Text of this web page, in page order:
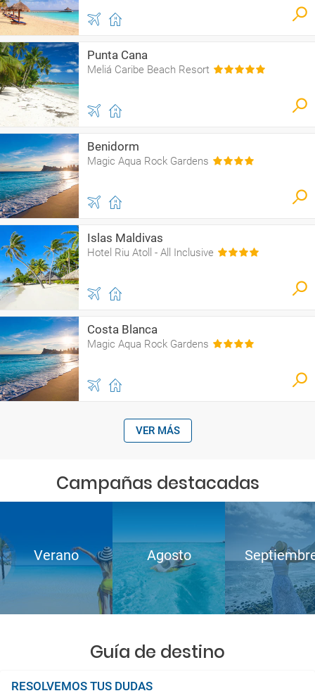
Punta Cana
Meliá Caribe Beach Resort
Benidorm
Magic Aqua Rock Gardens
Islas Maldivas
Hotel Riu Atoll - All Inclusive
Costa Blanca
Magic Aqua Rock Gardens
VER MÁS
Campañas destacadas
Verano Agosto
Guía de destino
RESOLVEMOS TUS DUDAS